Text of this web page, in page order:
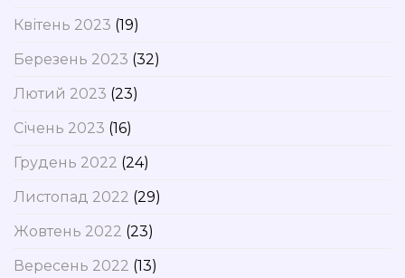
Квітень 2023 (19)
Березень 2023 (32)
Лютий 2023 (23)
Січень 2023 (16)
Грудень 2022 (24)
Листопад 2022 (29)
Жовтень 2022 (23)
Вересень 2022 (13)